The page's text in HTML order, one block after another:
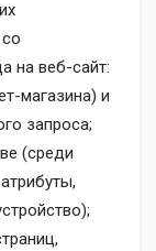
на веб-сайт:
магазина) и
запроса;
(среди